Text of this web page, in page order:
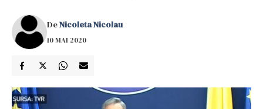
DeNicoleta Nicolau
10 MAI 2020